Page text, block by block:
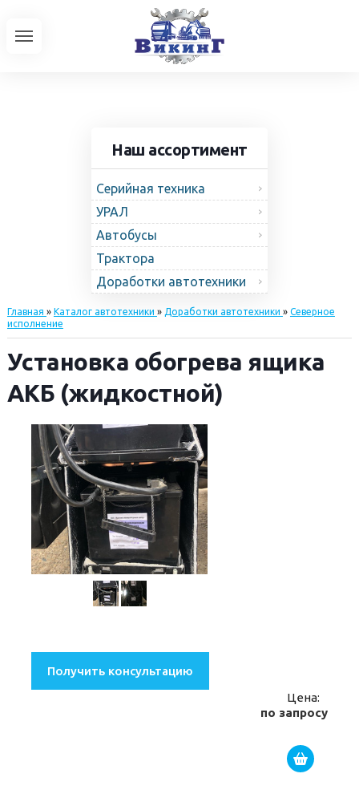
Наш ассортимент
Серийная техника
УРАЛ
Автобусы
Трактора
Доработки автотехники
Главная » Каталог автотехники » Доработки автотехники » Северное
исполнение
Установка обогрева ящика
АКБ (жидкостной)
Получить консультацию
Цена:
по запросу